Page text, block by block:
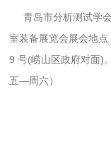
青岛市分析测试学会
室装备展览会展会地
9 号(崂山区政府对面)
五—周六）